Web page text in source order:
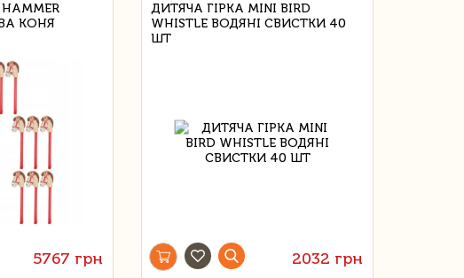
КОНЯ
5767 грн
ДИТЯЧА ГІРКА MINI BIRD
WHISTLE ВОДЯНІ СВИСТКИ 40
ШТ
2032 грн